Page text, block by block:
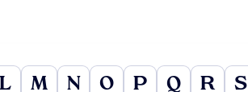
L M N O P Q R S